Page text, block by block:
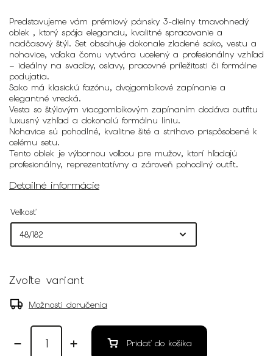
Predstavujeme vám prémiový pánsky 3-dielny tmavohnedý
oblek , ktorý spája eleganciu, kvalitné spracovanie a
nadčasový štýl. Set obsahuje dokonale zladené sako, vestu a
nohavice, vďaka čomu vytvára ucelený a profesionálny vzhľad
– ideálny na svadby, oslavy, pracovné príležitosti či formálne
podujatia.
Sako má klasickú fazónu, dvojgombíkové zapínanie a
elegantné vrecká.
Vesta so štýlovým viacgombíkovým zapínaním dodáva outfitu
luxusný vzhľad a dokonalú formálnu líniu.
Nohavice sú pohodlné, kvalitne šité a strihovo prispôsobené k
celému setu.
Tento oblek je výbornou voľbou pre mužov, ktorí hľadajú
profesionálny, reprezentatívny a zároveň pohodlný outfit.
Detailné informácie
Veľkosť
Zvoľte variant
Možnosti doručenia
Pridať do košíka